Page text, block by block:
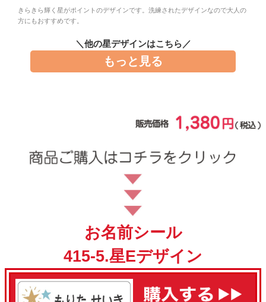
らせ
会員登録
きらきら輝く星がポイントのデザインです。洗練されたデザインなので大人の
方にもおすすめです。
＼他の星デザインはこちら／
もっと見る
お名前シール
415-5.星Eデザイン